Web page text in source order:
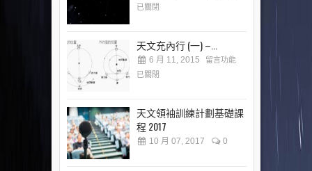
已關閉
天文充內行 (一) –...
6 月 11, 2015
留言功能
已關閉
天文領袖訓練計劃基礎課
程 2017
10 月 07, 2017 0